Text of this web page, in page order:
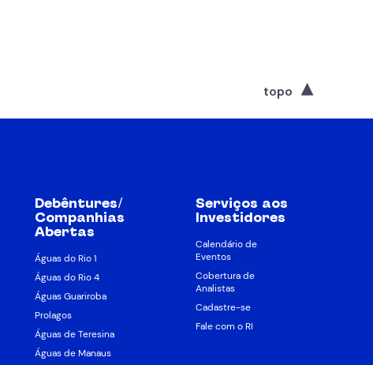
topo
Debêntures/
Companhias
Abertas
Águas do Rio 1
Águas do Rio 4
Águas Guariroba
Prolagos
Águas de Teresina
Águas de Manaus
Serviços aos
Investidores
Calendário de
Eventos
Cobertura de
Analistas
Cadastre-se
Fale com o RI